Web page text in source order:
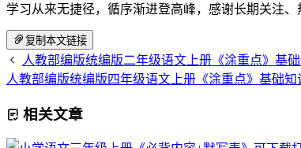
学习从来无捷径，循序渐进登高峰，感谢长期关注、
复制本文链接
人教部编版统编版二年级语文上册《涂重点》基
人教部编版统编版四年级语文上册《涂重点》基础
相关文章